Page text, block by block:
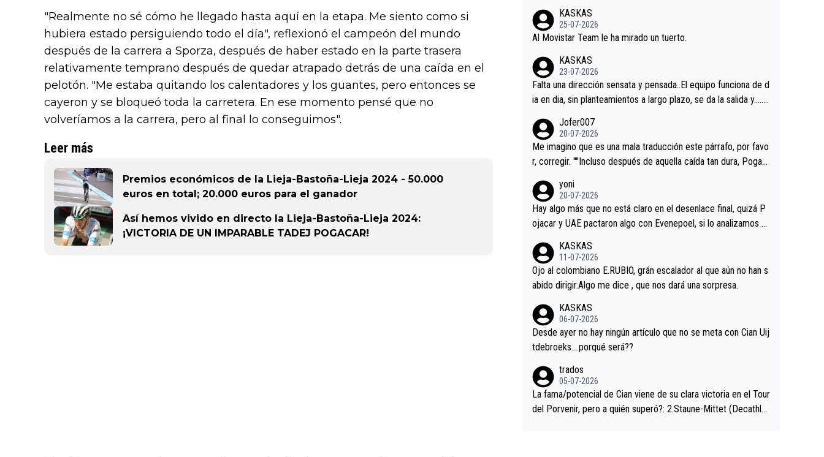
"Realmente no sé cómo he llegado hasta aquí en la etapa. Me siento como si
hubiera estado persiguiendo todo el día", reflexionó el campeón del mundo
después de la carrera a Sporza, después de haber estado en la parte trasera
relativamente temprano después de quedar atrapado detrás de una caída en el
pelotón. "Me estaba quitando los calentadores y los guantes, pero entonces se
cayeron y se bloqueó toda la carretera. En ese momento pensé que no
volveríamos a la carrera, pero al final lo conseguimos".
Leer más
Premios económicos de la Lieja-Bastoña-Lieja 2024 - 50.000
euros en total; 20.000 euros para el ganador
Así hemos vivido en directo la Lieja-Bastoña-Lieja 2024:
¡VICTORIA DE UN IMPARABLE TADEJ POGACAR!
KASKAS
25-07-2026
Al Movistar Team le ha mirado un tuerto.
KASKAS
23-07-2026
Falta una dirección sensata y pensada..El equipo funciona de d
ia en dia, sin planteamientos a largo plazo, se da la salida y…..v
a, Minguez, Velez etc etc.Me da pena vivir estos momentos t
an tristes sin victorias.
Jofer007
20-07-2026
Me imagino que es una mala traducción este párrafo, por favo
r, corregir. ""Incluso después de aquella caída tan dura, Pogac
rd permaneció pegado a su rueda. Parecía increíble la forma
en la que era capaz de controlar el miedo", recordó."
yoni
20-07-2026
Hay algo más que no está claro en el desenlace final, quizá P
ojacar y UAE pactaron algo con Evenepoel, si lo analizamos P
casi sin pedalear, luego está el saludo con Evenepoel dándose
la mano de una manera muy fraternal, más allá de los típicos t
oques en el hombro con que saludaba a Vingegard. Ahí hubo u
o aprieta, a ver si por querer poner a Del Toro con calzador e
n posición de podio UAE y Pojacar se van complicar el tour.
KASKAS
11-07-2026
Ojo al colombiano E.RUBIO, grán escalador al que aún no han s
abido dirigir.Algo me dice , que nos dará una sorpresa.
KASKAS
06-07-2026
Desde ayer no hay ningún artículo que no se meta con Cian Uij
tdebroeks….porqué será??
trados
05-07-2026
La fama/potencial de Cian viene de su clara victoria en el Tour
del Porvenir, pero a quién superó?: 2.Staune-Mittet (Decathlo